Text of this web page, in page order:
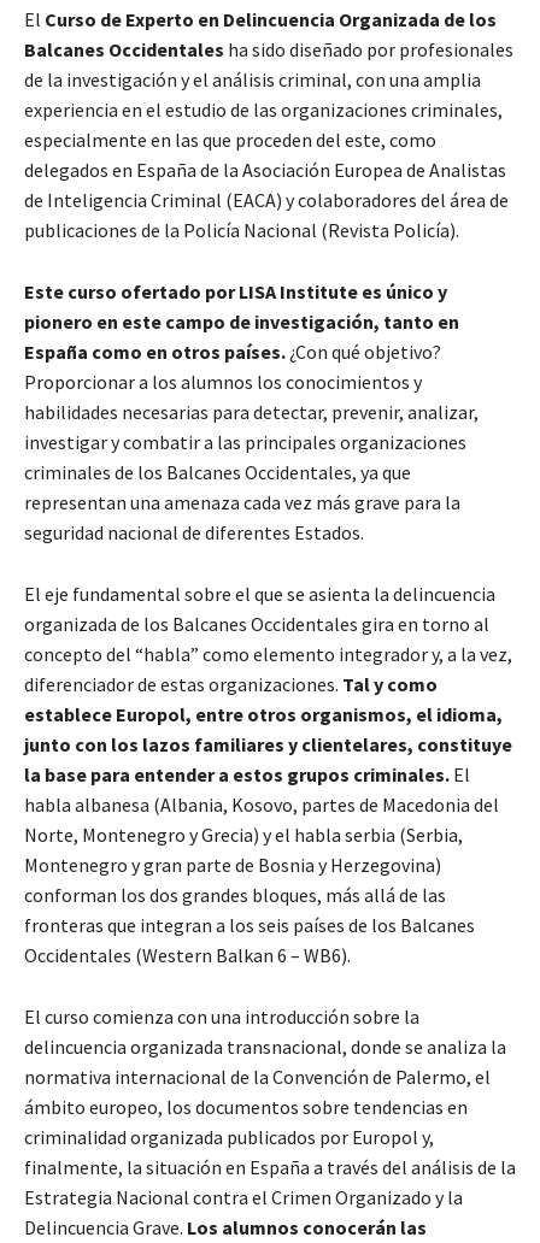
El Curso de Experto en Delincuencia Organizada de los
Balcanes Occidentales ha sido diseñado por profesionales
de la investigación y el análisis criminal, con una amplia
experiencia en el estudio de las organizaciones criminales,
especialmente en las que proceden del este, como
delegados en España de la Asociación Europea de Analistas
de Inteligencia Criminal (EACA) y colaboradores del área de
publicaciones de la Policía Nacional (Revista Policía).
Este curso ofertado por LISA Institute es único y
pionero en este campo de investigación, tanto en
España como en otros países. ¿Con qué objetivo?
Proporcionar a los alumnos los conocimientos y
habilidades necesarias para detectar, prevenir, analizar,
investigar y combatir a las principales organizaciones
criminales de los Balcanes Occidentales, ya que
representan una amenaza cada vez más grave para la
seguridad nacional de diferentes Estados.
El eje fundamental sobre el que se asienta la delincuencia
organizada de los Balcanes Occidentales gira en torno al
concepto del “habla” como elemento integrador y, a la vez,
diferenciador de estas organizaciones. Tal y como
establece Europol, entre otros organismos, el idioma,
junto con los lazos familiares y clientelares, constituye
la base para entender a estos grupos criminales. El
habla albanesa (Albania, Kosovo, partes de Macedonia del
Norte, Montenegro y Grecia) y el habla serbia (Serbia,
Montenegro y gran parte de Bosnia y Herzegovina)
conforman los dos grandes bloques, más allá de las
fronteras que integran a los seis países de los Balcanes
Occidentales (Western Balkan 6 – WB6).
El curso comienza con una introducción sobre la
delincuencia organizada transnacional, donde se analiza la
normativa internacional de la Convención de Palermo, el
ámbito europeo, los documentos sobre tendencias en
criminalidad organizada publicados por Europol y,
finalmente, la situación en España a través del análisis de la
Estrategia Nacional contra el Crimen Organizado y la
Delincuencia Grave. Los alumnos conocerán las